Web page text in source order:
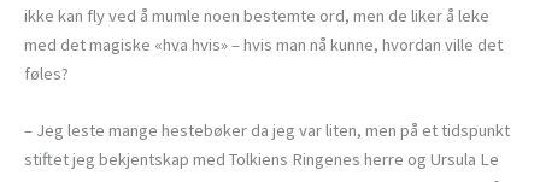
ikke kan fly ved å mumle noen bestemte ord, men de liker å leke
med det magiske «hva hvis» – hvis man nå kunne, hvordan ville det
føles?
– Jeg leste mange hestebøker da jeg var liten, men på et tidspunkt
stiftet jeg bekjentskap med Tolkiens Ringenes herre og Ursula Le